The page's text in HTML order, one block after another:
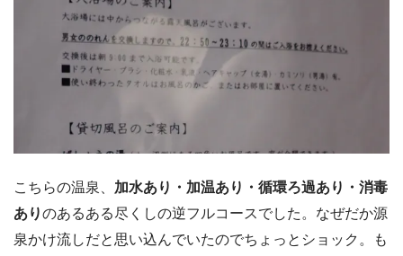
こちらの温泉、 加水あり・加温あり・循環ろ過あり・消毒
ありのあるある尽くしの逆フルコースでした。なぜだか源
泉かけ流しだと思い込んでいたのでちょっとショック。も